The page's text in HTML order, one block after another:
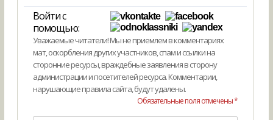
Войти с
помощью:
Уважаемые читатели! Мы не приемлем в комментариях
мат, оскорбления других участников, спам и ссылки на
сторонние ресурсы, враждебные заявления в сторону
администрации и посетителей ресурса. Комментарии,
нарушающие правила сайта, будут удалены.
Обязательные поля отмечены *